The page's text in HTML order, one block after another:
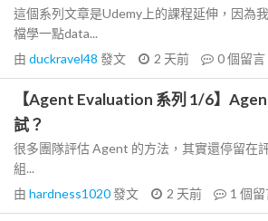
這個系列文章是Udemy上的課程延伸，因為
檔學一點data...
由 duckravel48 發文 2 天前 0個留言
【Agent Evaluation 系列 1/6】
試？
很多團隊評估 Agent 的方法，其實還停留在
組...
由 hardness1020發文 2 天前 1 個留